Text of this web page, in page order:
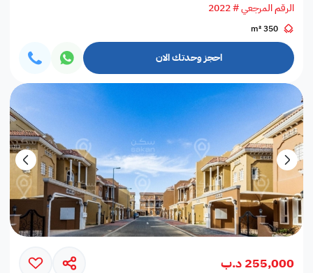
الرقم المرجعي # 2022
350 m²
احجز وحدتك الان
255,000 د.ب